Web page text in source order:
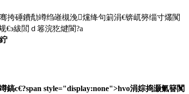
挎硾鐨勪竴绉嶉槻浼爣绛句箣涓€锛屼簩缁寸爜闃
紱閭ｄ箞浣犵煡閬?a
с€?span style="display:none">hvo涓婃捣灏氭簮闃